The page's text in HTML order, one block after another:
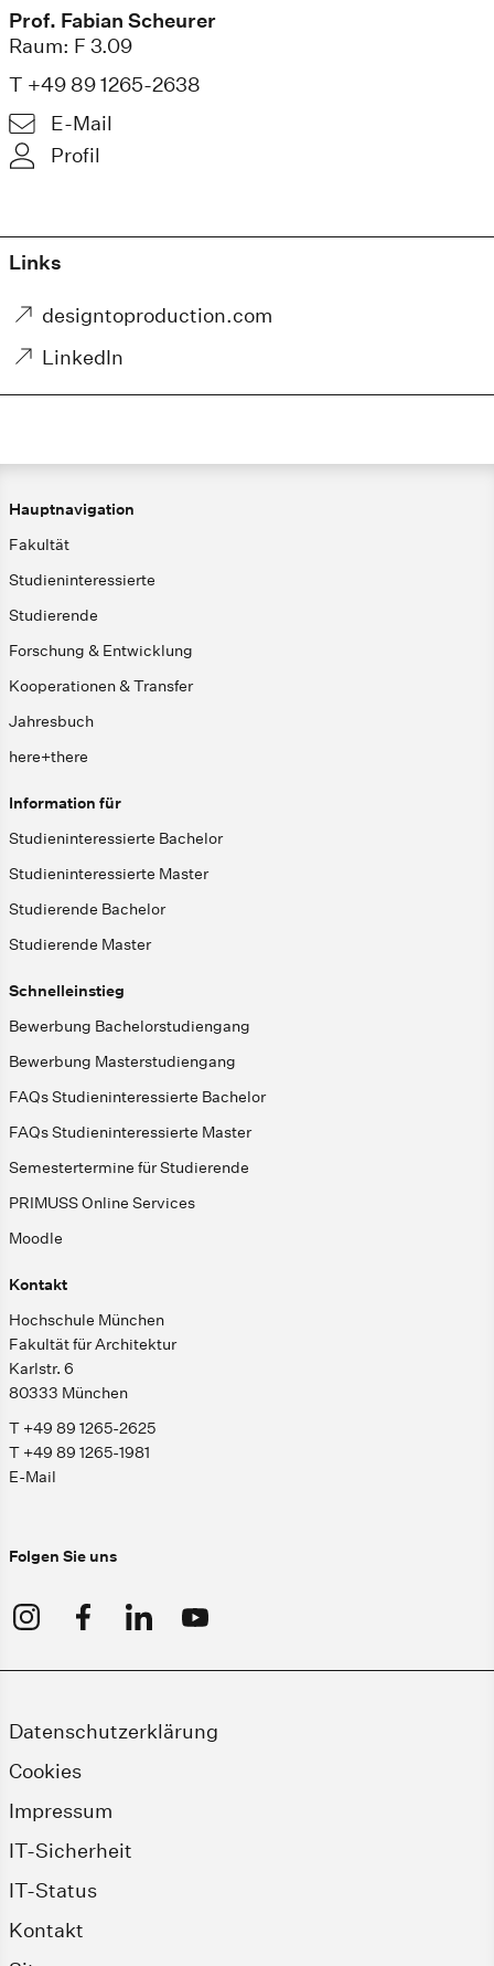
Prof. Fabian Scheurer
Raum: F 3.09
T +49 89 1265-2638
E-Mail
Profil
Links
designtoproduction.com
LinkedIn
Hauptnavigation
Fakultät
Studieninteressierte
Studierende
Forschung & Entwicklung
Kooperationen & Transfer
Jahresbuch
here+there
Information für
Studieninteressierte Bachelor
Studieninteressierte Master
Studierende Bachelor
Studierende Master
Schnelleinstieg
Bewerbung Bachelorstudiengang
Bewerbung Masterstudiengang
FAQs Studieninteressierte Bachelor
FAQs Studieninteressierte Master
Semestertermine für Studierende
PRIMUSS Online Services
Moodle
Kontakt
Hochschule München
Fakultät für Architektur
Karlstr. 6
80333 München
T +49 89 1265-2625
T +49 89 1265-1981
E-Mail
Folgen Sie uns
Datenschutzerklärung
Cookies
Impressum
IT-Sicherheit
IT-Status
Kontakt